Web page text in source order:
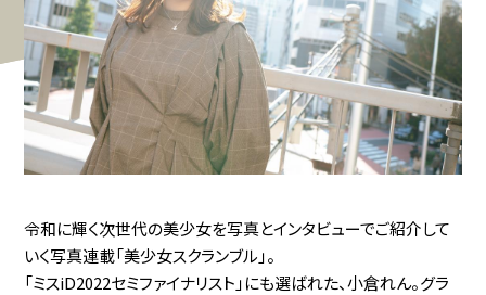
令和に輝く次世代の美少女を写真とインタビューでご紹介して
いく写真連載「美少女スクランブル」。
「ミスiD2022セミファイナリスト」にも選ばれた、小倉れん。グラ